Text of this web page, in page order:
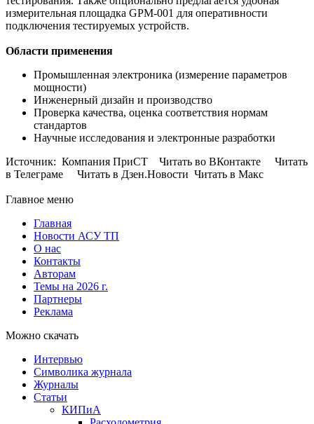
измерительная площадка GPM-001 для оперативности
подключения тестируемых устройств.
Области применения
Промышленная электроника (измерение параметров
мощности)
Инженерный дизайн и производство
Проверка качества, оценка соответствия нормам
стандартов
Научные исследования и электронные разработки
Источник: Компания ПриСТ Читать во ВКонтакте Читать
в Телеграме Читать в Дзен.Новости Читать в Макс
Главное меню
Главная
Новости АСУ ТП
О нас
Контакты
Авторам
Темы на 2026 г.
Партнеры
Реклама
Можно скачать
Интервью
Символика журнала
Журналы
Статьи
КИПиА